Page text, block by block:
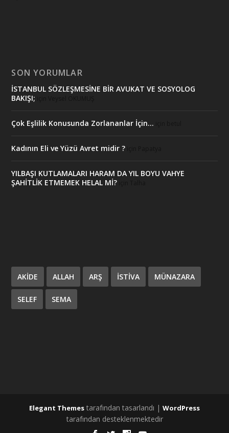
SON YORUMLAR
İSTANBUL SÖZLEŞMESİNE BİR AVUKAT VE SOSYOLOG
BAKIŞI;
Çok Eşlilik Konusunda Zorlananlar İçin…
Kadının Eli ve Yüzü Avret midir ?
YILBAŞI KUTLAMALARI HARAM DA YIL BOYU VAHYE
ŞAHİTLİK ETMEMEK HELAL Mİ?
AKIDE ALLAH ARŞ ISTIVA MÜNAZARA
SELEF SEMA
Elegant Themes tarafından tasarlandı | WordPress
tarafından desteklenmektedir